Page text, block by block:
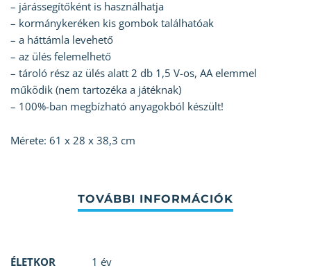
– járássegítőként is használhatja
– kormánykeréken kis gombok találhatóak
– a háttámla levehető
– az ülés felemelhető
– tároló rész az ülés alatt 2 db 1,5 V-os, AA elemmel
működik (nem tartozéka a játéknak)
– 100%-ban megbízható anyagokból készült!
Mérete: 61 x 28 x 38,3 cm
ÉLETKOR 1 év